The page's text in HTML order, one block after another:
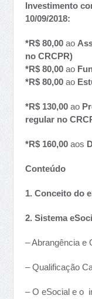
Investimento
10/09/2018:
*R$ 80,00 ao
no CRCPR)
*R$ 80,00 ao
*R$ 80,00 ao
*R$ 130,00 ao
regular no
*R$ 160,00 aos
Conteúdo
1. Conceito do
2. Sistema
– Abrangência e
– Qualificação
– O eSocial e o